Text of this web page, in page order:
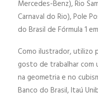
Mercedes-Benz), Rio
Carnaval do Rio), Pole
do Brasil de Fórmula 1
Como ilustrador, utilizo
gosto de trabalhar
na geometria e no
Banco do Brasil, Itaú